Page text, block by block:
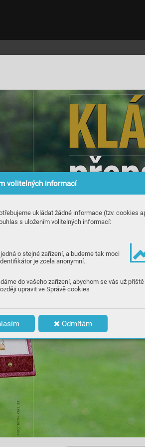
volitelných informací
ukládat žádné informace (tzv. cookies
s uložením volitelných informací:
o stejné zařízení, a budeme tak moci
je zcela anonymní.
do vašeho zařízení, abychom se vás už příště
upravit ve Správě cookies
Odmítám
Foto: T
r
is
tan Jon
es
, LE
T
KL
hist